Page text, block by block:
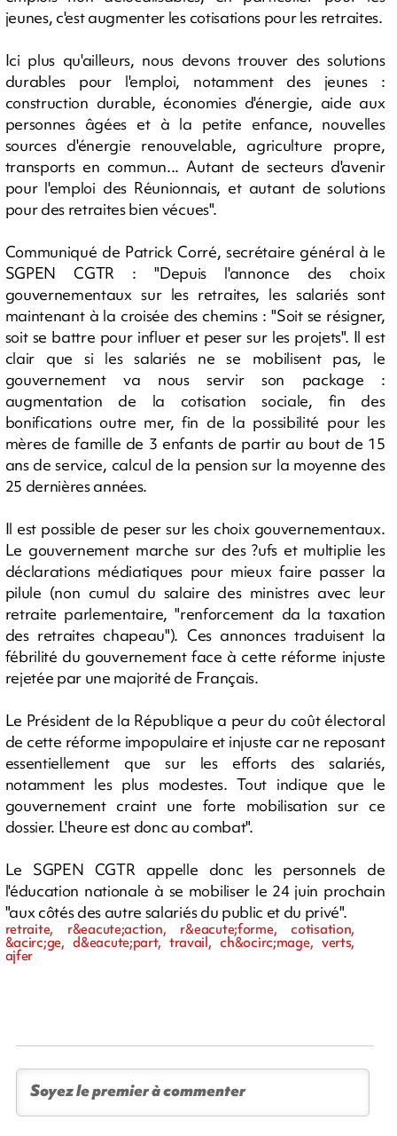
jeunes, c'est augmenter les cotisations pour les retraites.
Ici plus qu'ailleurs, nous devons trouver des solutions
durables pour l'emploi, notamment des jeunes :
construction durable, économies d'énergie, aide aux
personnes âgées et à la petite enfance, nouvelles
sources d'énergie renouvelable, agriculture propre,
transports en commun... Autant de secteurs d'avenir
pour l'emploi des Réunionnais, et autant de solutions
pour des retraites bien vécues".
Communiqué de Patrick Corré, secrétaire général à le
SGPEN CGTR : "Depuis l'annonce des choix
gouvernementaux sur les retraites, les salariés sont
maintenant à la croisée des chemins : "Soit se résigner,
soit se battre pour influer et peser sur les projets". Il est
clair que si les salariés ne se mobilisent pas, le
gouvernement va nous servir son package :
augmentation de la cotisation sociale, fin des
bonifications outre mer, fin de la possibilité pour les
mères de famille de 3 enfants de partir au bout de 15
ans de service, calcul de la pension sur la moyenne des
25 dernières années.
Il est possible de peser sur les choix gouvernementaux.
Le gouvernement marche sur des ?ufs et multiplie les
déclarations médiatiques pour mieux faire passer la
pilule (non cumul du salaire des ministres avec leur
retraite parlementaire, "renforcement da la taxation
des retraites chapeau"). Ces annonces traduisent la
fébrilité du gouvernement face à cette réforme injuste
rejetée par une majorité de Français.
Le Président de la République a peur du coût électoral
de cette réforme impopulaire et injuste car ne reposant
essentiellement que sur les efforts des salariés,
notamment les plus modestes. Tout indique que le
gouvernement craint une forte mobilisation sur ce
dossier. L'heure est donc au combat".
Le SGPEN CGTR appelle donc les personnels de
l'éducation nationale à se mobiliser le 24 juin prochain
"aux côtés des autre salariés du public et du privé".
retraite, r&eacute;action, r&eacute;forme, cotisation,
&acirc;ge, d&eacute;part, travail, ch&ocirc;mage, verts,
ajfer